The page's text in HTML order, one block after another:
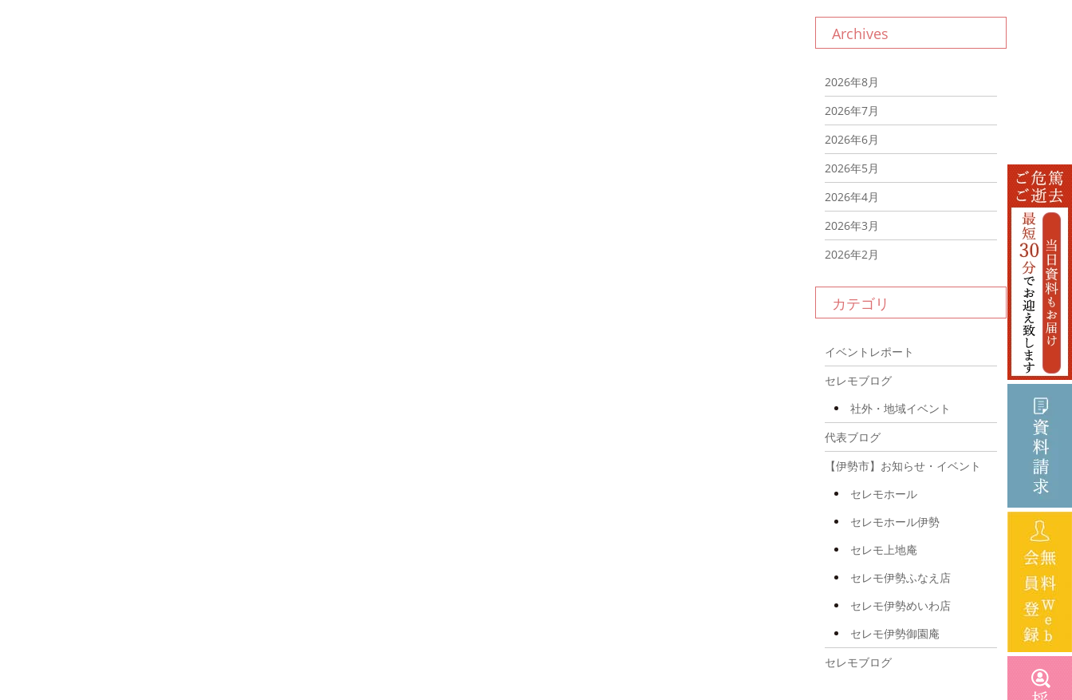
Archives
2026年8月
2026年7月
2026年6月
2026年5月
2026年4月
2026年3月
2026年2月
2026年1月
2025年12月
2025年10月
2025年8月
2025年7月
2025年3月
2025年2月
2025年1月
2024年12月
カテゴリ
イベントレポート
セレモブログ
社外・地域イベント
代表ブログ
【伊勢市】お知らせ・イベント
セレモホール
セレモホール伊勢
セレモ上地庵
セレモ伊勢ふなえ店
セレモ伊勢めいわ店
セレモ伊勢御園庵
セレモブログ